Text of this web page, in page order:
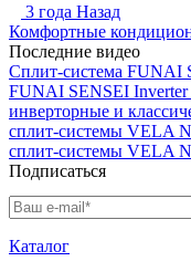
3 года Назад
Комфортные
Последние видео
Сплит-система FUNAI
FUNAI SENSEI Inverter
инверторные и
сплит-системы VELA
сплит-системы VELA
Подписаться
Каталог